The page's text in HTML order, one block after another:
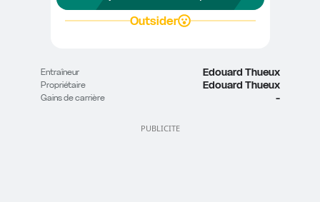
Outsider
Entraîneur Edouard Thueux
Propriétaire Edouard Thueux
Gains de carrière -